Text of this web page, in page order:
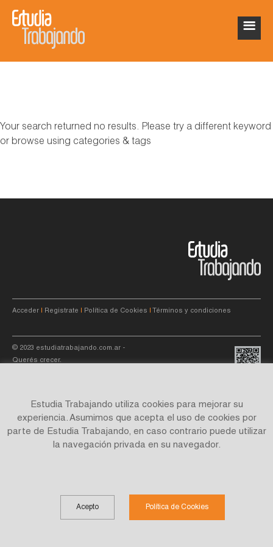
Your search returned no results. Please try a different keyword
or browse using categories & tags
Acceder Registrate Política de Cookies Términos y condiciones
© 2023 estudiatrabajando.com.ar -
Querés crecer.
Site by
Estudia Trabajando utiliza cookies para mejorar su
experiencia. Asumimos que acepta el uso de cookies por
parte de Estudia Trabajando, en caso contrario puede utilizar
la navegación privada en su navegador.
Acepto Política de Cookies